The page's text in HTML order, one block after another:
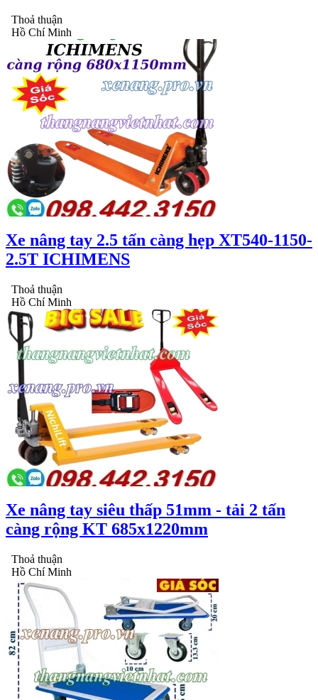
Thoả thuận
Hồ Chí Minh
Xe nâng tay 2.5 tấn càng hẹp XT540-1150-
2.5T ICHIMENS
Thoả thuận
Hồ Chí Minh
Xe nâng tay siêu thấp 51mm - tải 2 tấn
càng rộng KT 685x1220mm
Thoả thuận
Hồ Chí Minh